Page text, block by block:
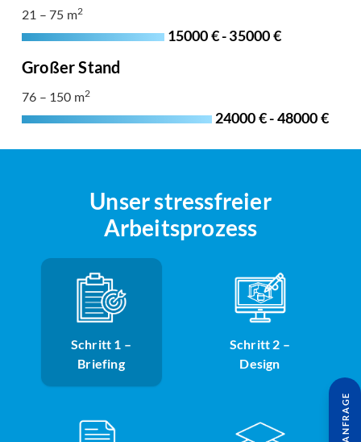
21 – 75 m2
15000 € - 35000 €
Großer Stand
76 – 150 m2
24000 € - 48000 €
Unser stressfreier
Arbeitsprozess
Schritt 1 –
Briefing
Schritt 2 –
Design